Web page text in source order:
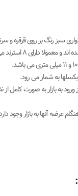
نواری سبز رنگ بر روی
۸ استرند می باشند.
به شمار می رود.
بازار به صورت کامل از
آنها به بازار وجود